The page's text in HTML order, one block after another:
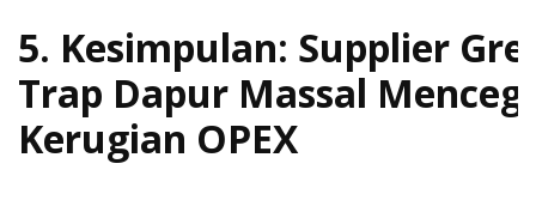
5. Kesimpulan: Supplier
Trap Dapur Massal
Kerugian OPEX